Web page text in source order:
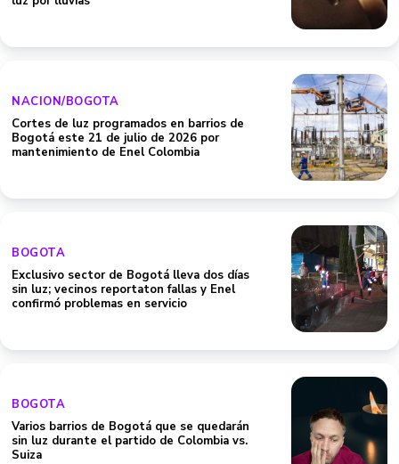
NACION/BOGOTA
Cortes de luz programados en barrios de
Bogotá este 21 de julio de 2026 por
mantenimiento de Enel Colombia
BOGOTA
Exclusivo sector de Bogotá lleva dos días
sin luz; vecinos reportaton fallas y Enel
confirmó problemas en servicio
BOGOTA
Varios barrios de Bogotá que se quedarán
sin luz durante el partido de Colombia vs.
Suiza